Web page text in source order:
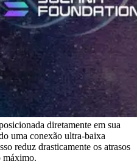
diretamente em sua
uma conexão ultra-baixa
reduz drasticamente os atrasos
máximo.